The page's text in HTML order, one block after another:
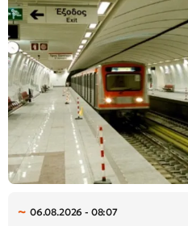
06.08.2026 - 08:07